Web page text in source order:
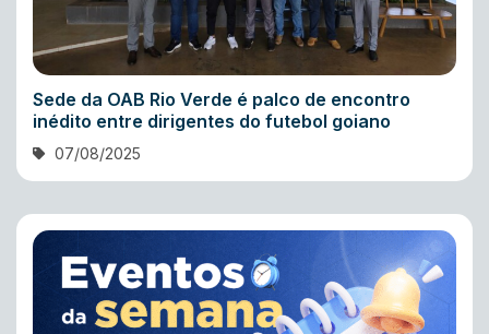
Sede da OAB Rio Verde é palco de encontro
inédito entre dirigentes do futebol goiano
07/08/2025